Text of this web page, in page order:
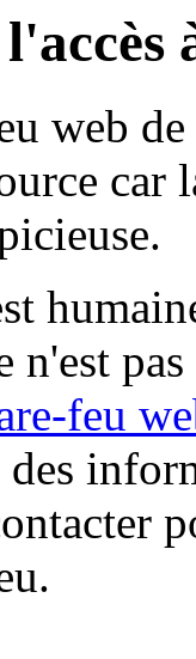
web
car
n'est
feu